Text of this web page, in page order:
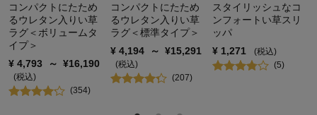
コンパクトにたため
るウレタン入りい草
ラグ＜ボリュームタ
イプ＞
¥ 4,793 ～ ¥16,190
(税込)
(354)
コンパクトにたため
るウレタン入りい草
ラグ＜標準タイプ＞
¥ 4,194 ～ ¥15,291
(税込)
(207)
スタイリッシュなコ
ンフォートい草スリ
ッパ
¥ 1,271
(税込)
(5)